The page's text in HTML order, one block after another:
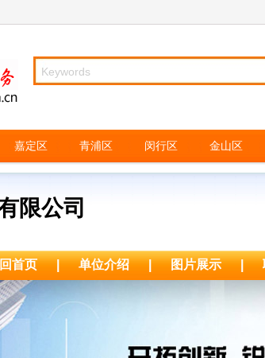
嘉定区 青浦区 闵行区 金山区
限公司
首页 | 单位介绍 | 图片展示 |